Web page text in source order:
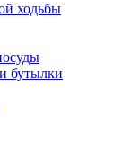
ходьбы
бутылки